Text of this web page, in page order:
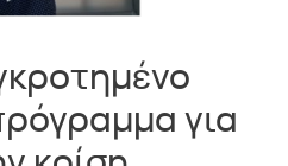
για